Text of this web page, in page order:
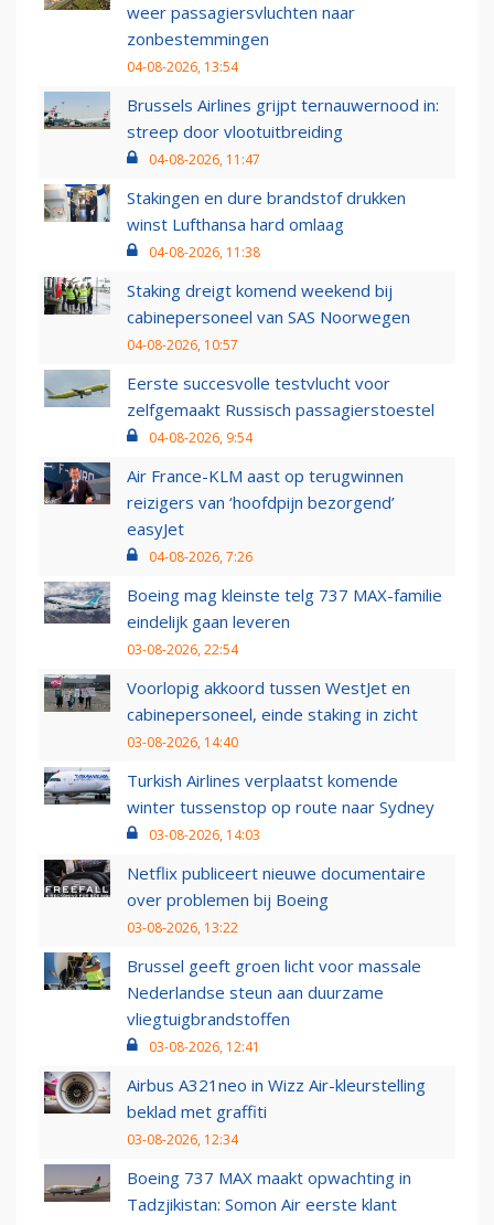
weer passagiersvluchten naar
zonbestemmingen
04-08-2026, 13:54
Brussels Airlines grijpt ternauwernood in:
streep door vlootuitbreiding
04-08-2026, 11:47
Stakingen en dure brandstof drukken
winst Lufthansa hard omlaag
04-08-2026, 11:38
Staking dreigt komend weekend bij
cabinepersoneel van SAS Noorwegen
04-08-2026, 10:57
Eerste succesvolle testvlucht voor
zelfgemaakt Russisch passagierstoestel
04-08-2026, 9:54
Air France-KLM aast op terugwinnen
reizigers van ‘hoofdpijn bezorgend’
easyJet
04-08-2026, 7:26
Boeing mag kleinste telg 737 MAX-familie
eindelijk gaan leveren
03-08-2026, 22:54
Voorlopig akkoord tussen WestJet en
cabinepersoneel, einde staking in zicht
03-08-2026, 14:40
Turkish Airlines verplaatst komende
winter tussenstop op route naar Sydney
03-08-2026, 14:03
Netflix publiceert nieuwe documentaire
over problemen bij Boeing
03-08-2026, 13:22
Brussel geeft groen licht voor massale
Nederlandse steun aan duurzame
vliegtuigbrandstoffen
03-08-2026, 12:41
Airbus A321neo in Wizz Air-kleurstelling
beklad met graffiti
03-08-2026, 12:34
Boeing 737 MAX maakt opwachting in
Tadzjikistan: Somon Air eerste klant